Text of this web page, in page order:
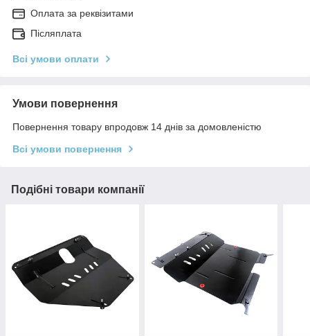
Оплата за реквізитами
Післяплата
Всі умови оплати
Умови повернення
Повернення товару впродовж 14 днів за домовленістю
Всі умови повернення
Подібні товари компанії